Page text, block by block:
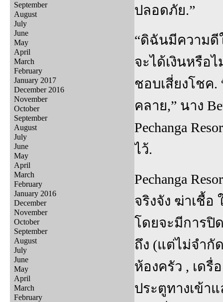
September
August
July
June
May
April
March
February
January 2017
December 2016
November
October
September
August
July
June
May
April
March
February
January 2016
December
November
October
September
August
July
June
May
April
March
February
ปลอดภัย.”
“ดิฉันมีความดี
จะได้เงินหรือ
ชอบเสี่ยงโชค
คลาย,” นาง
Pechanga
ไว้.
Pechanga
จริงจัง ฆ่าเชื้
โดยจะมีการปิ
ถึง (แต่ไม่จำกั
ห้องครัว , เดรื่
ประตูทางเข้า